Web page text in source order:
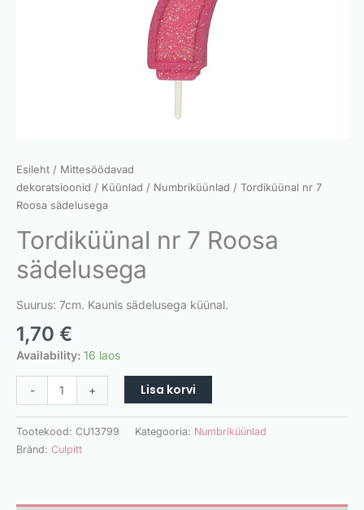
Esileht / Mittesöödavad
dekoratsioonid / Küünlad / Numbriküünlad / Tordiküünal nr 7
Roosa sädelusega
Tordiküünal nr 7 Roosa
sädelusega
Suurus: 7cm. Kaunis sädelusega küünal.
1,70 €
Availability: 16 laos
- + Lisa korvi
Tootekood: CU13799 Kategooria: Numbriküünlad
Bränd: Culpitt